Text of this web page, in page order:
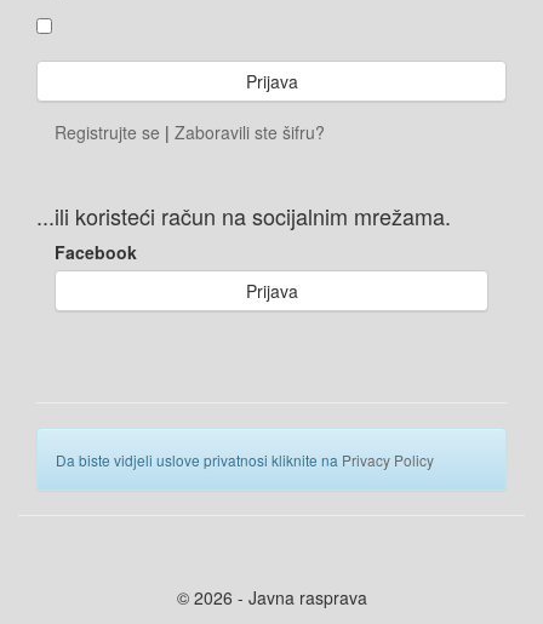
Registrujte se | Zaboravili ste šifru?
...ili koristeći račun na socijalnim mrežama.
Facebook
Prijava
Da biste vidjeli uslove privatnosi kliknite na Privacy Policy
© 2026 - Javna rasprava